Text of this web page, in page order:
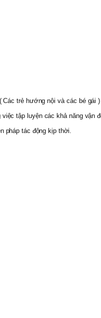
trẻ hướng nội và các bé gái
tập luyện các khả năng vận
pháp tác động kịp thời.